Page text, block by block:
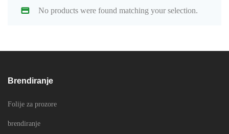
No products were found matching your selection.
Brendiranje
Folije za prozore
brendiranje